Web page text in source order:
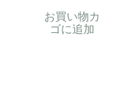
お買い物カ
ゴに追加